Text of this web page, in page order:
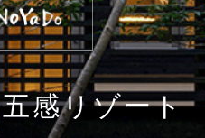
感リゾート